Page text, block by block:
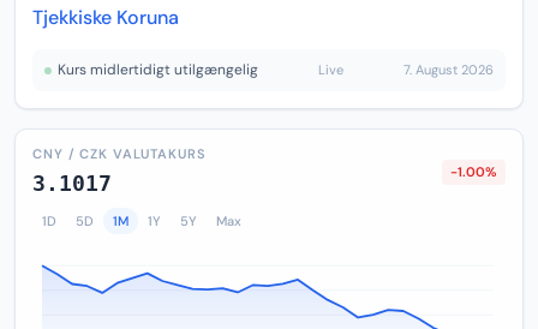
Tjekkiske Koruna
Kurs midlertidigt utilgængelig Live 7. August 2026
CNY / CZK VALUTAKURS
3.1017 -1.00%
1D 5D 1M 1Y 5Y Max